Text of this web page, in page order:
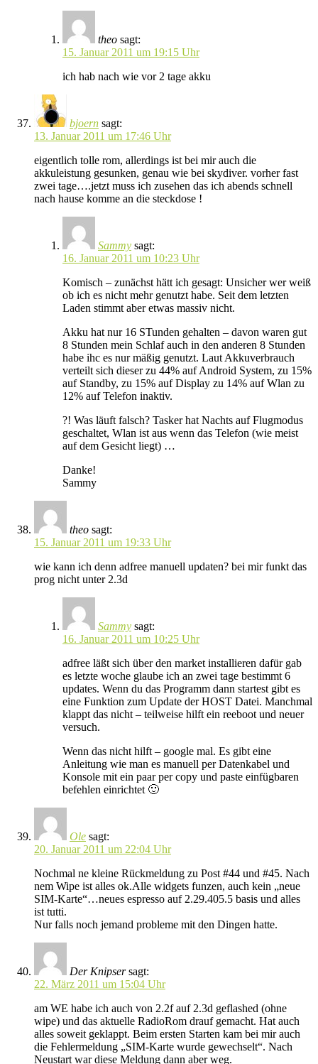
theo sagt:
15. Januar 2011 um 19:15 Uhr
ich hab nach wie vor 2 tage akku
bjoern sagt:
13. Januar 2011 um 17:46 Uhr
eigentlich tolle rom, allerdings ist bei mir auch die
akkuleistung gesunken, genau wie bei skydiver. vorher fast
zwei tage….jetzt muss ich zusehen das ich abends schnell
nach hause komme an die steckdose !
Sammy sagt:
16. Januar 2011 um 10:23 Uhr
Komisch – zunächst hätt ich gesagt: Unsicher wer weiß
ob ich es nicht mehr genutzt habe. Seit dem letzten
Laden stimmt aber etwas massiv nicht.
Akku hat nur 16 STunden gehalten – davon waren gut
8 Stunden mein Schlaf auch in den anderen 8 Stunden
habe ihc es nur mäßig genutzt. Laut Akkuverbrauch
verteilt sich dieser zu 44% auf Android System, zu 15%
auf Standby, zu 15% auf Display zu 14% auf Wlan zu
12% auf Telefon inaktiv.
?! Was läuft falsch? Tasker hat Nachts auf Flugmodus
geschaltet, Wlan ist aus wenn das Telefon (wie meist
auf dem Gesicht liegt) …
Danke!
Sammy
theo sagt:
15. Januar 2011 um 19:33 Uhr
wie kann ich denn adfree manuell updaten? bei mir funkt das
prog nicht unter 2.3d
Sammy sagt:
16. Januar 2011 um 10:25 Uhr
adfree läßt sich über den market installieren dafür gab
es letzte woche glaube ich an zwei tage bestimmt 6
updates. Wenn du das Programm dann startest gibt es
eine Funktion zum Update der HOST Datei. Manchmal
klappt das nicht – teilweise hilft ein reeboot und neuer
versuch.
Wenn das nicht hilft – google mal. Es gibt eine
Anleitung wie man es manuell per Datenkabel und
Konsole mit ein paar per copy und paste einfügbaren
befehlen einrichtet 🙂
Ole sagt:
20. Januar 2011 um 22:04 Uhr
Nochmal ne kleine Rückmeldung zu Post #44 und #45. Nach
nem Wipe ist alles ok.Alle widgets funzen, auch kein „neue
SIM-Karte“…neues espresso auf 2.29.405.5 basis und alles
ist tutti.
Nur falls noch jemand probleme mit den Dingen hatte.
Der Knipser sagt:
22. März 2011 um 15:04 Uhr
am WE habe ich auch von 2.2f auf 2.3d geflashed (ohne
wipe) und das aktuelle RadioRom drauf gemacht. Hat auch
alles soweit geklappt. Beim ersten Starten kam bei mir auch
die Fehlermeldung „SIM-Karte wurde gewechselt“. Nach
Neustart war diese Meldung dann aber weg.